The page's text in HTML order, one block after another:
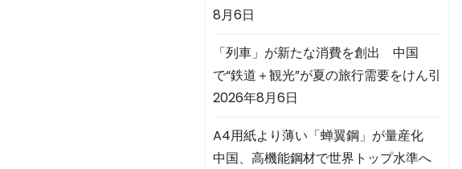
8月6日
「列車」が新たな消費を創出 中国
で“鉄道＋観光”が夏の旅行需要をけん引
2026年8月6日
A4用紙より薄い「蝉翼鋼」が量産化
中国、高機能鋼材で世界トップ水準へ